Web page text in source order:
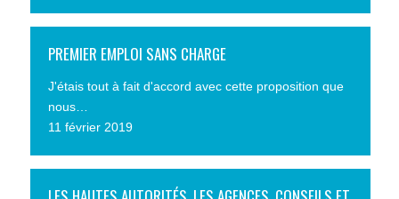
PREMIER EMPLOI SANS CHARGE
J'étais tout à fait d'accord avec cette proposition que
nous…
11 février 2019